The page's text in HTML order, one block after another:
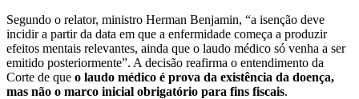
Segundo o relator, ministro Herman Benjamin, “a isenção deve
incidir a partir da data em que a enfermidade começa a produzir
efeitos mentais relevantes, ainda que o laudo médico só venha a ser
emitido posteriormente”. A decisão reafirma o entendimento da
Corte de que o laudo médico é prova da existência da doença,
mas não o marco inicial obrigatório para fins fiscais.